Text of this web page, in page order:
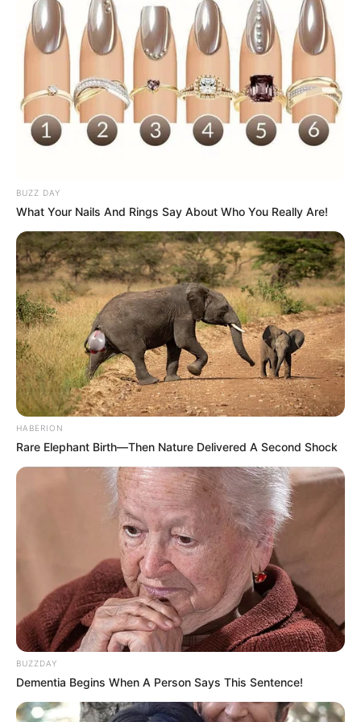
http://noivablog.com.br/site/flores-em-meio-
aos-doces/
BUZZ DAY
What Your Nails And Rings Say About Who You Really Are!
HABERION
Rare Elephant Birth—Then Nature Delivered A Second Shock
BUZZDAY
Dementia Begins When A Person Says This Sentence!